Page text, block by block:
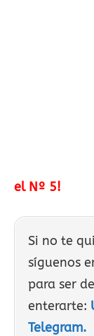
el Nº 5!
Si no te
síguenos
para ser
enterarte:
Telegram.